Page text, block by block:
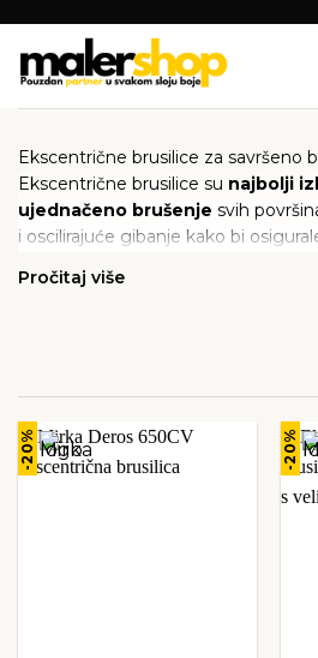
content
Ekscentrične brusilice za savršeno
Ekscentrične brusilice su najbolji
ujednačeno brušenje svih
i oscilirajuće gibanje kako bi
čišće radno okruženje.
Pročitaj više
-20% -20%